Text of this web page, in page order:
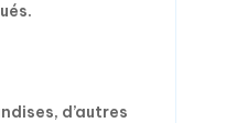
d’autres